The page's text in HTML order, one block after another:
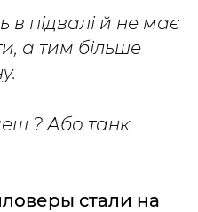
в підвалі й не має
а тим більше
? Або танк
стали на